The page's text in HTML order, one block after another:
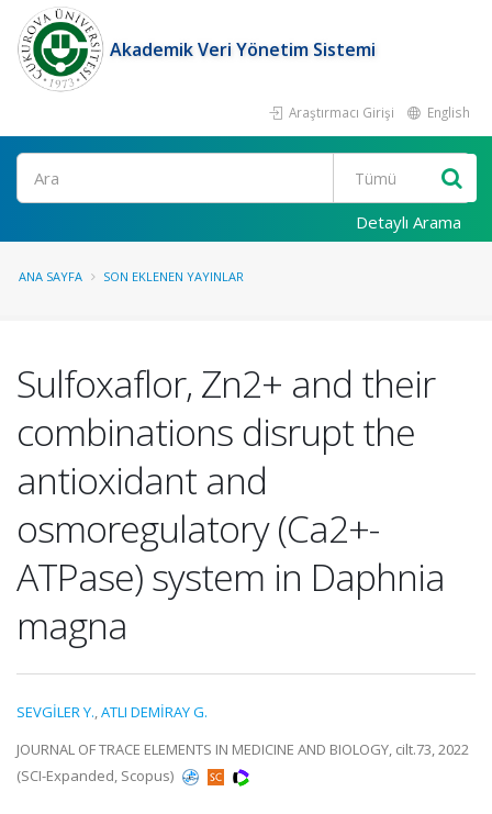
Akademik Veri Yönetim Sistemi
Araştırmacı Girişi English
Ara
Detaylı Arama
ANA SAYFA SON EKLENEN YAYINLAR
Sulfoxaflor, Zn2+ and their
combinations disrupt the
antioxidant and
osmoregulatory (Ca2+-
ATPase) system in Daphnia
magna
SEVGİLER Y.,ATLI DEMİRAY G.
JOURNAL OF TRACE ELEMENTS IN MEDICINE AND BIOLOGY, cilt.73, 2022
(SCI-Expanded, Scopus)